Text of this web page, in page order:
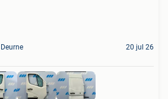
Deurne 20 jul 26